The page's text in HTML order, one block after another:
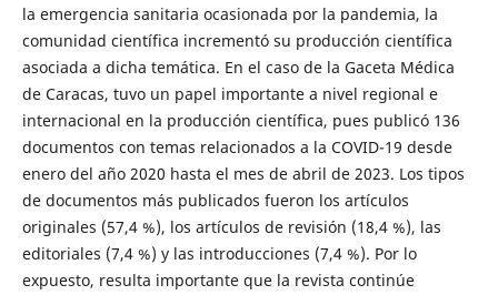
la emergencia sanitaria ocasionada por la pandemia, la
comunidad científica incrementó su producción científica
asociada a dicha temática. En el caso de la Gaceta Médica
de Caracas, tuvo un papel importante a nivel regional e
internacional en la producción científica, pues publicó 136
documentos con temas relacionados a la COVID-19 desde
enero del año 2020 hasta el mes de abril de 2023. Los tipos
de documentos más publicados fueron los artículos
originales (57,4 %), los artículos de revisión (18,4 %), las
editoriales (7,4 %) y las introducciones (7,4 %). Por lo
expuesto, resulta importante que la revista continúe